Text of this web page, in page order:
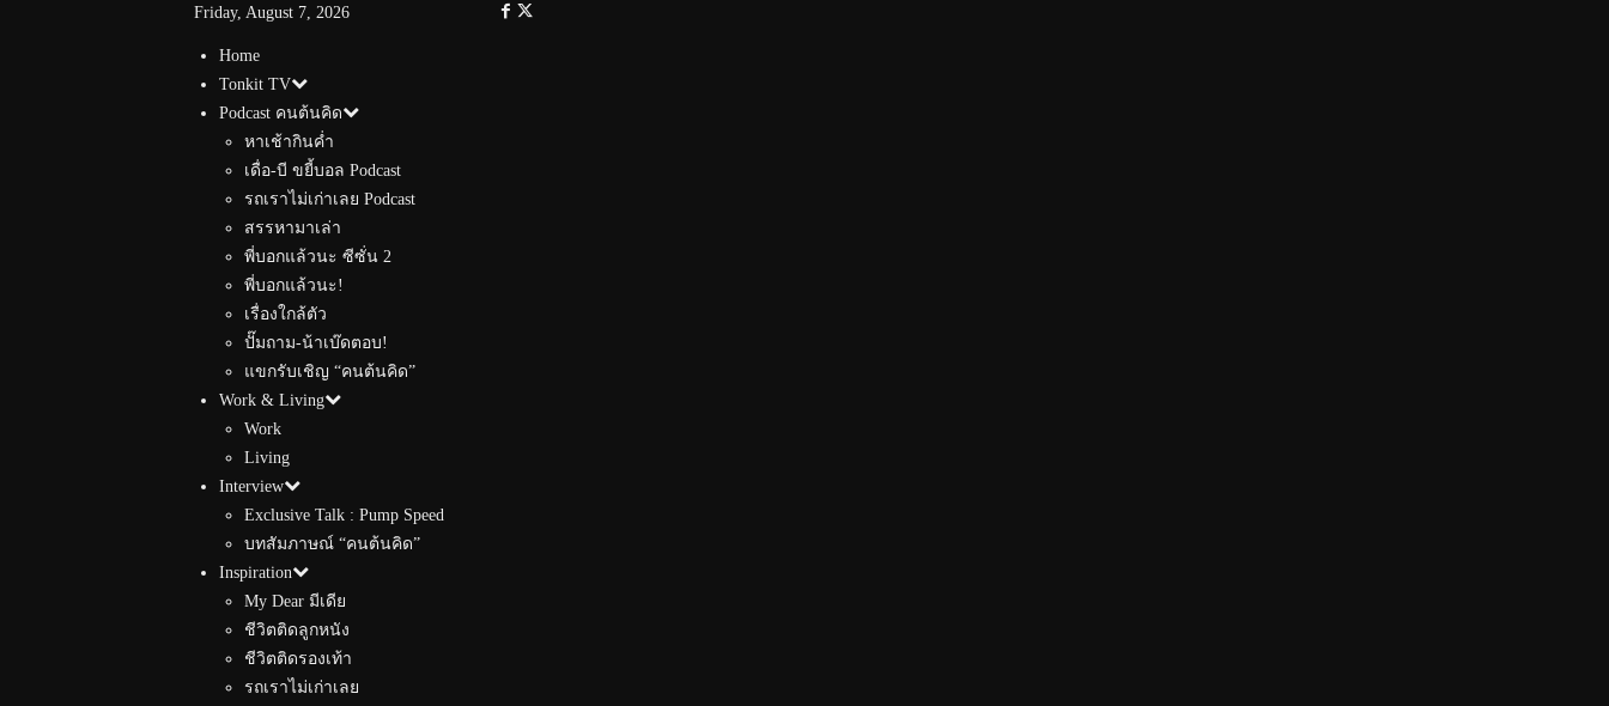
Friday, August 7, 2026
Home
Tonkit TV
Podcast คนต้นคิด
หาเช้ากินค่ำ
เดื่อ-บี ขยี้บอล Podcast
รถเราไม่เก่าเลย Podcast
สรรหามาเล่า
พี่บอกแล้วนะ ซีซั่น 2
พี่บอกแล้วนะ!
เรื่องใกล้ตัว
ปั๊มถาม-น้าเบ๊ดตอบ!
แขกรับเชิญ “คนต้นคิด”
Work & Living
Work
Living
Interview
Exclusive Talk : Pump Speed
บทสัมภาษณ์ “คนต้นคิด”
Inspiration
My Dear มีเดีย
ชีวิตติดลูกหนัง
ชีวิตติดรองเท้า
รถเราไม่เก่าเลย